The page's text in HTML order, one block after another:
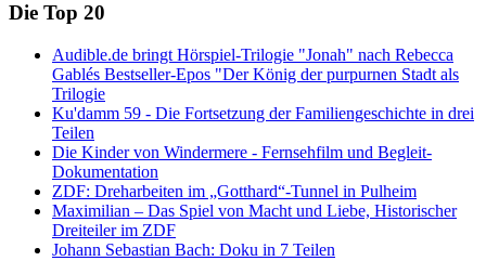
Die Top 20
Audible.de bringt Hörspiel-Trilogie "Jonah" nach Rebecca
Gablés Bestseller-Epos "Der König der purpurnen Stadt als
Trilogie
Ku'damm 59 - Die Fortsetzung der Familiengeschichte in drei
Teilen
Die Kinder von Windermere - Fernsehfilm und Begleit-
Dokumentation
ZDF: Dreharbeiten im „Gotthard“-Tunnel in Pulheim
Maximilian – Das Spiel von Macht und Liebe, Historischer
Dreiteiler im ZDF
Johann Sebastian Bach: Doku in 7 Teilen